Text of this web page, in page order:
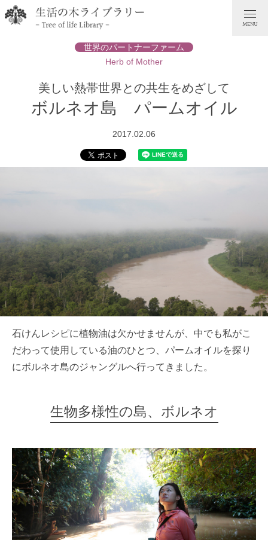
世界のパートナーファーム
Herb of Mother
美しい熱帯世界との共生をめざして
ボルネオ島 パームオイル
2017.02.06
石けんレシピに植物油は欠かせませんが、中でも私がこ
だわって使用している油のひとつ、パームオイルを探り
にボルネオ島のジャングルへ行ってきました。
生物多様性の島、ボルネオ